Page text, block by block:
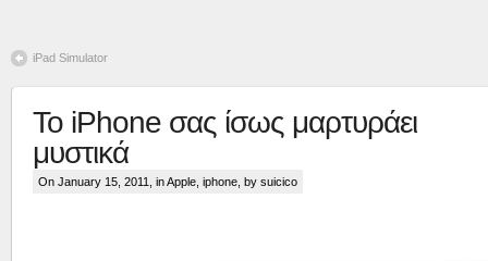
iPad Simulator
Το iPhone σας ίσως μαρτυράει
μυστικά
On January 15, 2011, inApple iphone , by suicico